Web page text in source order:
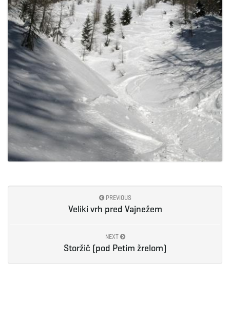
PREVIOUS
Veliki vrh pred Vajnežem
NEXT
Storžič (pod Petim žrelom)